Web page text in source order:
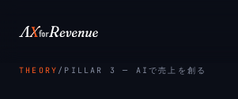
THEORY / PILLAR 3 ─ AIで売上を創る